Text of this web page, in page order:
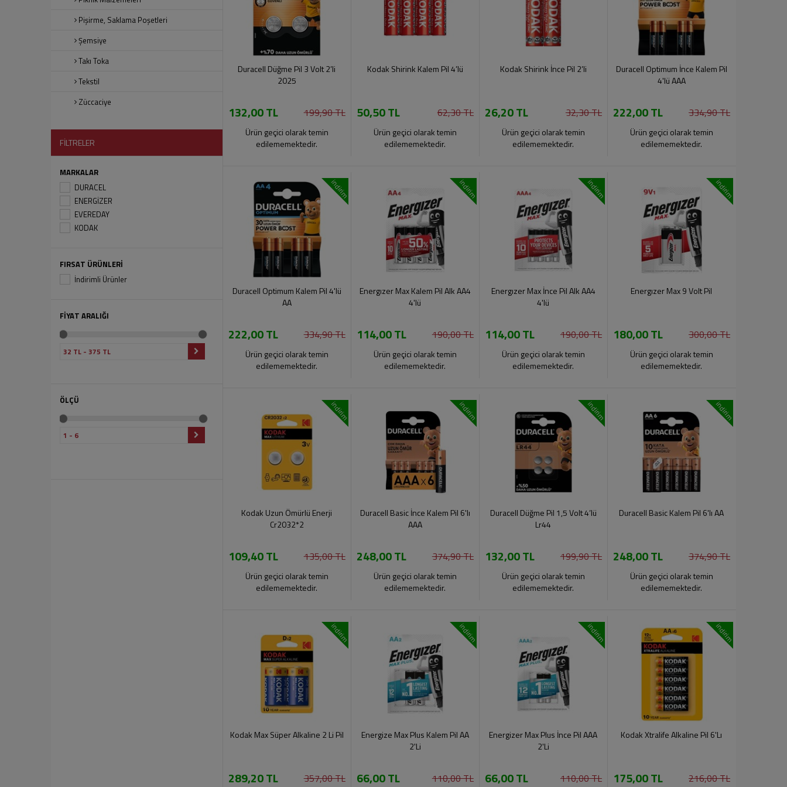
Pişirme, Saklama Poşetleri
Şemsiye
Takı Toka
Tekstil
Züccaciye
FİLTRELER
MARKALAR
DURACEL
ENERGİZER
EVEREDAY
KODAK
FIRSAT ÜRÜNLERİ
İndirimli Ürünler
FİYAT ARALIĞI
ÖLÇÜ
Duracell Düğme Pil 3 Volt 2’li
2025
132,00 TL 199,90 TL
Ürün geçici olarak temin
edilememektedir.
Kodak Shirink Kalem Pil 4’lü
50,50 TL 62,30 TL
Ürün geçici olarak temin
edilememektedir.
Kodak Shirink İnce Pil 2’li
26,20 TL 32,30 TL
Ürün geçici olarak temin
edilememektedir.
Duracell Optimum İnce Kalem Pil
4'lü AAA
222,00 TL 334,90 TL
Ürün geçici olarak temin
edilememektedir.
indirim
Duracell Optimum Kalem Pil 4'lü
AA
222,00 TL 334,90 TL
Ürün geçici olarak temin
edilememektedir.
indirim
Energızer Max Kalem Pil Alk AA4
4'lü
114,00 TL 190,00 TL
Ürün geçici olarak temin
edilememektedir.
indirim
Energızer Max İnce Pil Alk AA4
4'lü
114,00 TL 190,00 TL
Ürün geçici olarak temin
edilememektedir.
indirim
Energızer Max 9 Volt Pil
180,00 TL 300,00 TL
Ürün geçici olarak temin
edilememektedir.
indirim
Kodak Uzun Ömürlü Enerji
Cr2032*2
109,40 TL 135,00 TL
Ürün geçici olarak temin
edilememektedir.
indirim
Duracell Basic İnce Kalem Pil 6'lı
AAA
248,00 TL 374,90 TL
Ürün geçici olarak temin
edilememektedir.
indirim
Duracell Düğme Pil 1,5 Volt 4’lü
Lr44
132,00 TL 199,90 TL
Ürün geçici olarak temin
edilememektedir.
indirim
Duracell Basic Kalem Pil 6'lı AA
248,00 TL 374,90 TL
Ürün geçici olarak temin
edilememektedir.
indirim
Kodak Max Süper Alkaline 2 Li Pil
289,20 TL 357,00 TL
indirim
Energize Max Plus Kalem Pil AA
2'Li
66,00 TL 110,00 TL
indirim
Energizer Max Plus İnce Pil AAA
2'Li
66,00 TL 110,00 TL
indirim
Kodak Xtralife Alkaline Pil 6'Lı
175,00 TL 216,00 TL